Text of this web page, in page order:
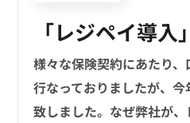
「レジペイ導入」
様々な保険契約にあたり
行なっておりましたが、
致しました。なぜ弊社が